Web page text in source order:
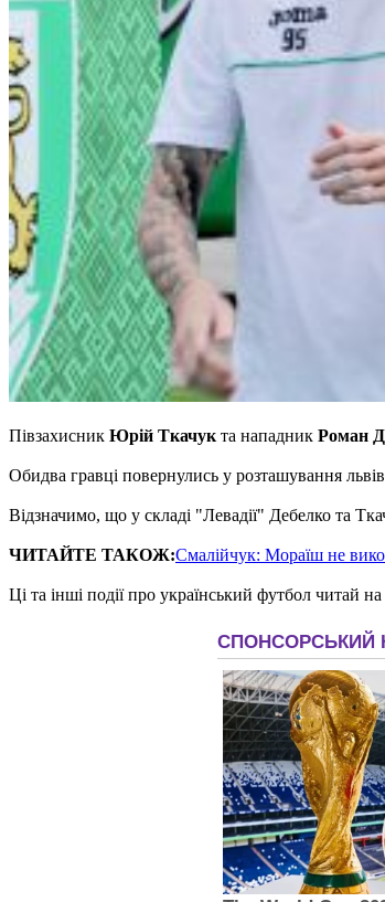
Півзахисник Юрій Ткачук та нападник Роман
Обидва гравці повернулись у розташування
Відзначимо, що у складі "Левадії" Дебелко та
ЧИТАЙТЕ ТАКОЖ:Смалійчук: Мораїш не
Ці та інші події про український футбол читай